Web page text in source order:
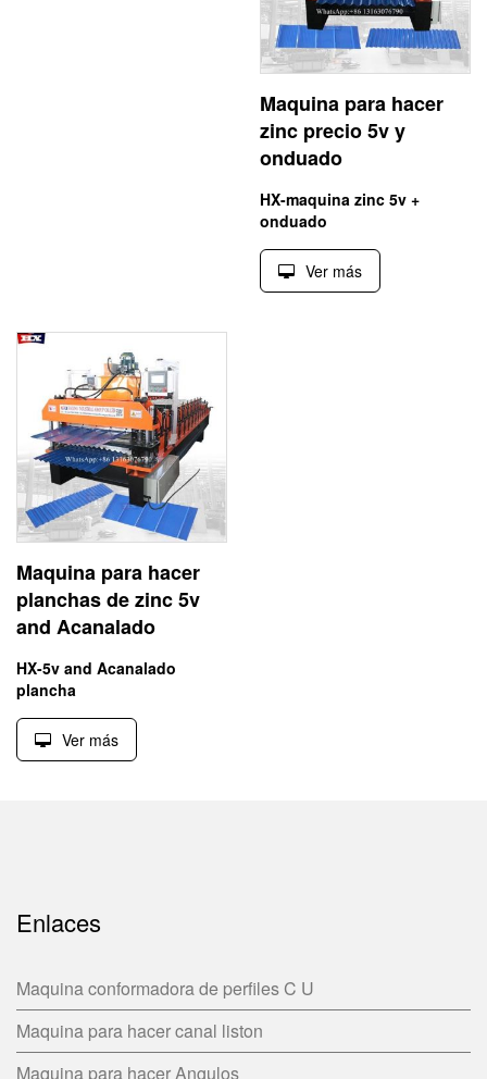
Maquina para hacer
zinc precio 5v y
onduado
HX-maquina zinc 5v +
onduado
Ver más
Maquina para hacer
planchas de zinc 5v
and Acanalado
HX-5v and Acanalado
plancha
Ver más
Enlaces
Maquina conformadora de perfiles C U
Maquina para hacer canal liston
Maquina para hacer Angulos